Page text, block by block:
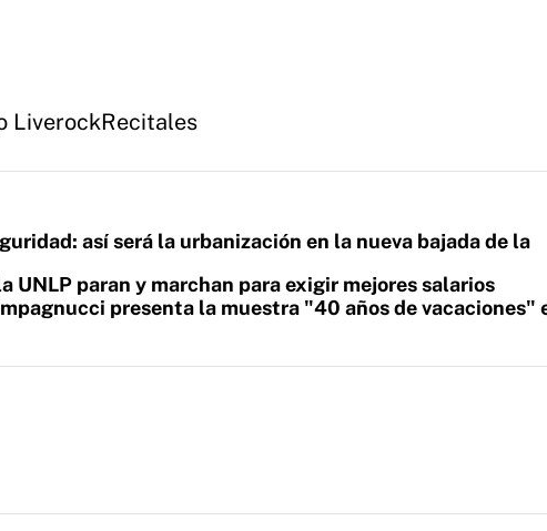
LiverockRecitales
así será la urbanización en la nueva bajada de la
UNLP paran y marchan para exigir mejores salarios
presenta la muestra "40 años de vacaciones"